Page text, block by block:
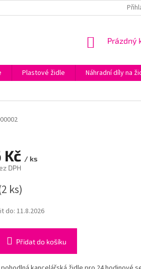
PODĚKOVÁNÍ ZA NÁKUP V E-
NÁKUPNÍ
Prázdný
Plastové židle Náhradní díly na
Kč / ks
DPH
ks)
do: 11.8.2026
Přidat do košíku